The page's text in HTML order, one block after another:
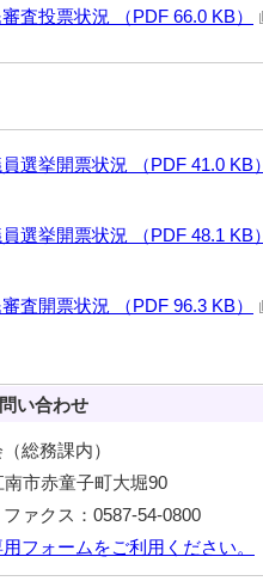
査投票状況 （PDF 66.0 KB）
選挙開票状況 （PDF 41.0 KB）
選挙開票状況 （PDF 48.1 KB）
査開票状況 （PDF 96.3 KB）
い合わせ
総務課内）
市赤童子町大堀90
ァクス：0587-54-0800
フォームをご利用ください。